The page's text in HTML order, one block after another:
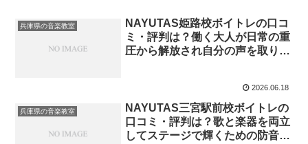
兵庫県の音楽教室
NAYUTAS姫路校ボイトレの口コ
ミ・評判は？働く大人が日常の重
圧から解放され自分の声を取り戻
2026.06.18
兵庫県の音楽教室
NAYUTAS三宮駅前校ボイトレの
口コミ・評判は？歌と楽器を両立
してステージで輝くための防音空